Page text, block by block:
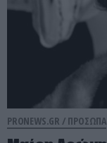
PRONEWS.GR / ΠΡΟΣΩΠΑ